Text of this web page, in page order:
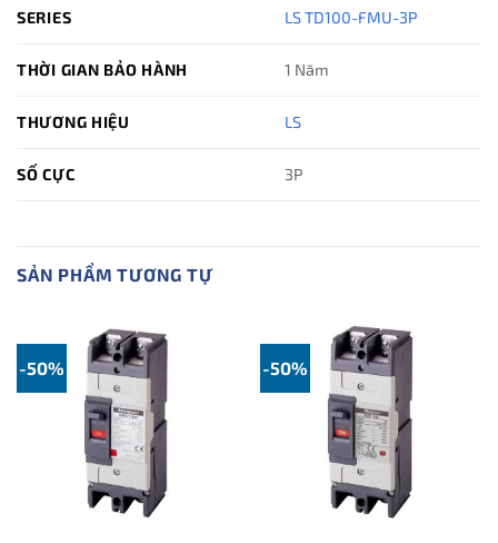
SERIES LS TD100-FMU-3P
THỜI GIAN BẢO HÀNH 1 Năm
THƯƠNG HIỆU LS
SỐ CỰC 3P
SẢN PHẨM TƯƠNG TỰ
-50% -50%